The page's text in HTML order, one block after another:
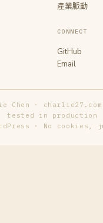
產業脈動
CONNECT
GitHub
Email
Chen ·
tested in production
· No cookies,